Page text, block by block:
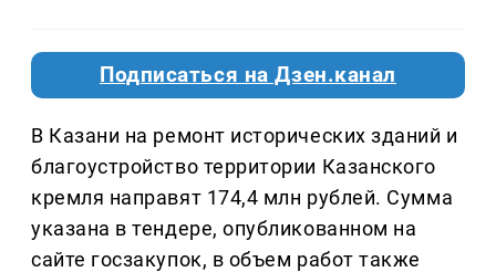
Подписаться на Дзен.канал
В Казани на ремонт исторических зданий и
благоустройство территории Казанского
кремля направят 174,4 млн рублей. Сумма
указана в тендере, опубликованном на
сайте госзакупок, в объем работ также